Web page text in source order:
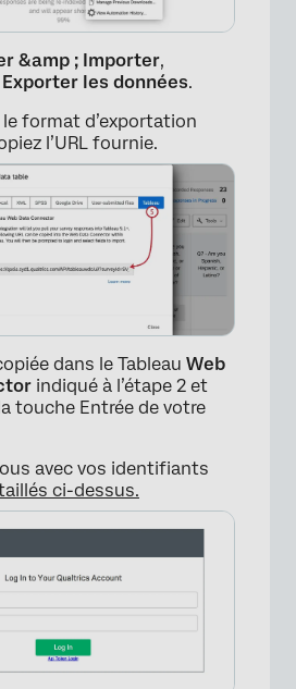
&amp ; Importer,
Exporter les données.
format d’exportation
l’URL fournie.
dans le Tableau Web
indiqué à l’étape 2 et
touche Entrée de votre
avec vos identifiants
ci-dessus.